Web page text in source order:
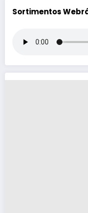
Sortimentos